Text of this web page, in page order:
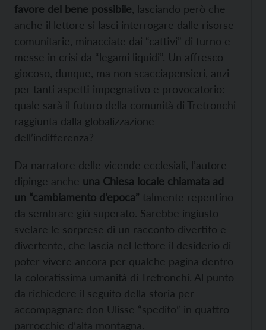
favore del bene possibile , lasciando però che
anche il lettore si lasci interrogare dalle risorse
comunitarie, minacciate dai “cattivi” di turno e
messe in crisi da “legami liquidi”. Un affresco
giocoso, dunque, ma non scacciapensieri, anzi
per tanti aspetti impegnativo e provocatorio:
quale sarà il futuro della comunità di Tretronchi
raggiunta dalla globalizzazione
dell’indifferenza?
Da narratore delle vicende ecclesiali, l’autore
dipinge anche una Chiesa locale chiamata ad
un “cambiamento d’epoca” talmente repentino
da sembrare giù superato. Sarebbe ingiusto
svelare le sorprese di un racconto divertito e
divertente, che lascia nel lettore il desiderio di
poter vivere ancora per qualche pagina dentro
la coloratissima umanità di Tretronchi. Al punto
da richiedere il seguito della storia per
accompagnare don Ulisse “spedito” in quattro
parrocchie d’alta montagna.